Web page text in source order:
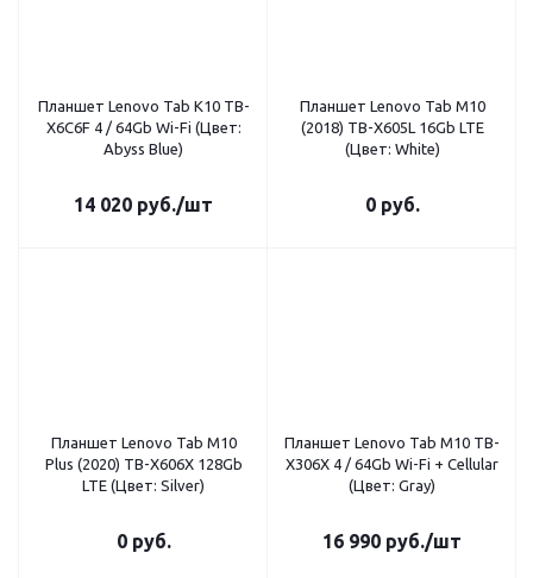
Планшет Lenovo Tab K10 TB-
X6C6F 4 / 64Gb Wi-Fi (Цвет:
Abyss Blue)
14 020 руб./шт
Планшет Lenovo Tab M10
(2018) TB-X605L 16Gb LTE
(Цвет: White)
0 руб.
Планшет Lenovo Tab M10
Plus (2020) TB-X606X 128Gb
LTE (Цвет: Silver)
0 руб.
Планшет Lenovo Tab M10 TB-
X306X 4 / 64Gb Wi-Fi + Cellular
(Цвет: Gray)
16 990 руб./шт